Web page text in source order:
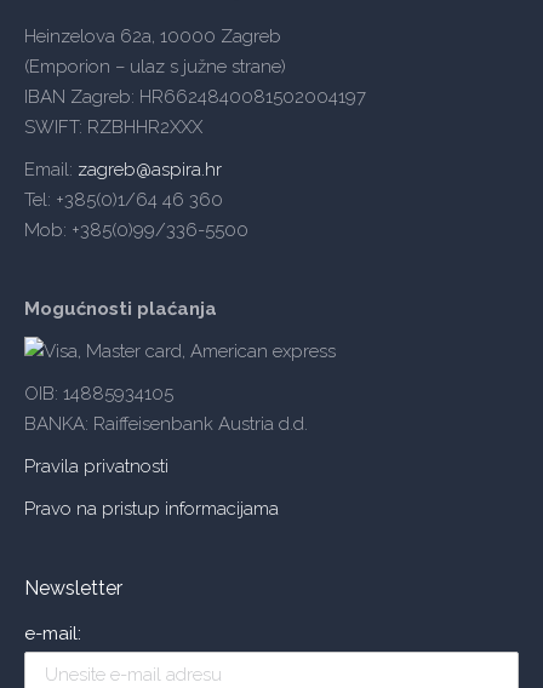
Heinzelova 62a, 10000 Zagreb
(Emporion – ulaz s južne strane)
IBAN Zagreb: HR6624840081502004197
SWIFT: RZBHHR2XXX
Email: zagreb@aspira.hr
Tel: +385(0)1/64 46 360
Mob: +385(0)99/336-5500
Mogućnosti plaćanja
OIB: 14885934105
BANKA: Raiffeisenbank Austria d.d.
Pravila privatnosti
Pravo na pristup informacijama
Newsletter
e-mail: